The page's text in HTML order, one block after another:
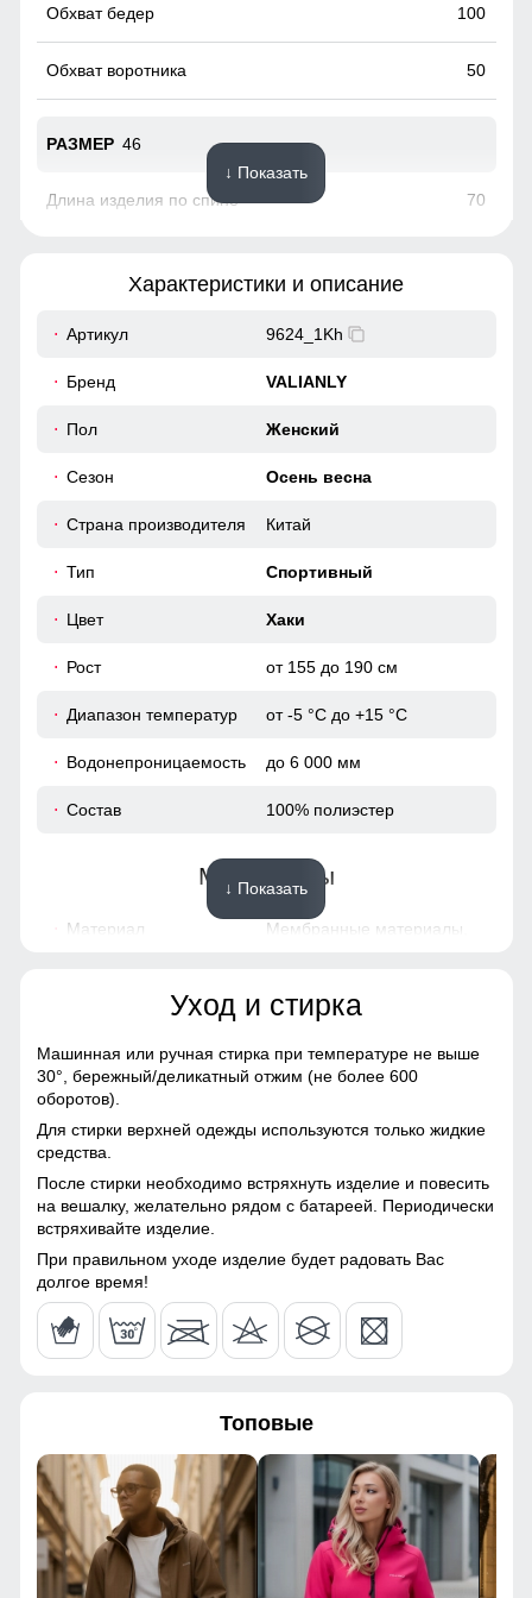
100
50
46
70
50
77
52
52
↓ Показать
Характеристики и описание
Артикул 9624_1Kh
Бренд VALIANLY
Пол Женский
Сезон Осень весна
Страна производителя Китай
Тип Спортивный
Цвет Хаки
Рост от 155 до 190 см
Диапазон температур от -5 °C до +15 °C
Водонепроницаемость до 6 000 мм
Состав 100% полиэстер
Материалы
Материал
Мембранные материалы,
Материал подкладки
графеновая
фольгированная
подкладка из полиэстера
Материал подкладки
капюшона
полиэстер
Материал утеплителя Thinsulate (тинсулейт)
Фактура материала
Тип ткани
(стёганая ткань)
Паропроницаемость до 3 500 г/м²/24 ч
Фурнитура
Конструктивные особенности
Покрой
свободный,
↓ Показать
Уход и стирка
Машинная или ручная стирка при температуре не выше
30°, бережный/деликатный отжим (не более 600
оборотов).
Для стирки верхней одежды используются только жидкие
средства.
После стирки необходимо встряхнуть изделие и повесить
на вешалку, желательно рядом с батареей. Периодически
встряхивайте изделие.
При правильном уходе изделие будет радовать Вас
долгое время!
Топовые